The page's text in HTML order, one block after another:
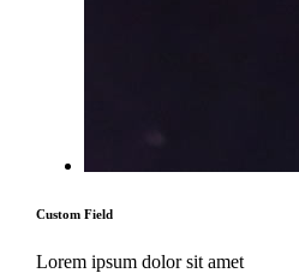
Custom Field
Lorem ipsum dolor sit amet